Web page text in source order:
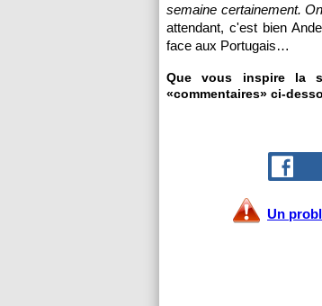
semaine certainement.
attendant, c'est bien
face aux Portugais…
Que vous inspire la
«commentaires» ci-
Un